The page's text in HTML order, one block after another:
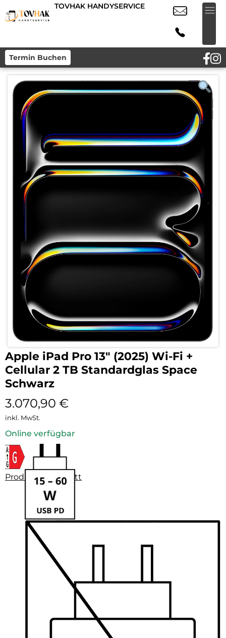
TOVHAK HANDYSERVICE
Termin Buchen
Apple iPad Pro 13″ (2025) Wi-Fi +
Cellular 2 TB Standardglas Space
Schwarz
3.070,90 €
inkl. MwSt.
Online verfügbar
Produktdatenblatt